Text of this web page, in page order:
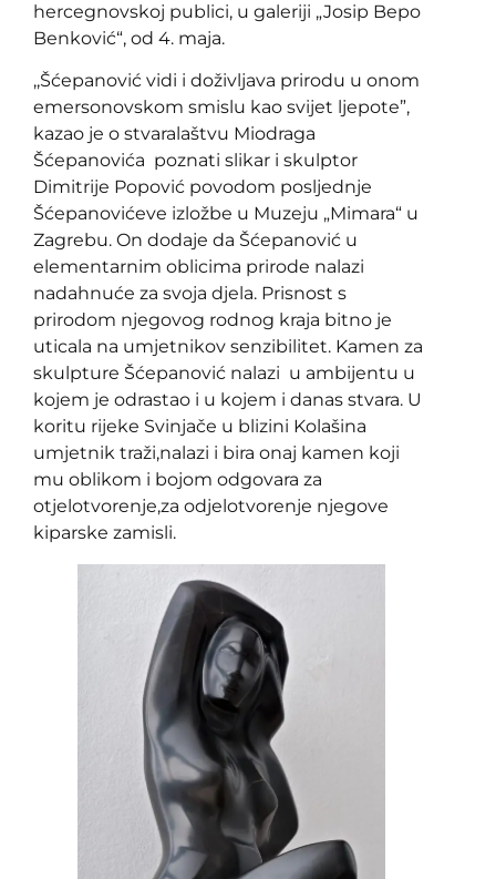
hercegnovskoj publici, u galeriji „Josip Bepo
Benković“, od 4. maja.
,,Šćepanović vidi i doživljava prirodu u onom
emersonovskom smislu kao svijet ljepote”,
kazao je o stvaralaštvu Miodraga
Šćepanovića poznati slikar i skulptor
Dimitrije Popović povodom posljednje
Šćepanovićeve izložbe u Muzeju „Mimara“ u
Zagrebu. On dodaje da Šćepanović u
elementarnim oblicima prirode nalazi
nadahnuće za svoja djela. Prisnost s
prirodom njegovog rodnog kraja bitno je
uticala na umjetnikov senzibilitet. Kamen za
skulpture Šćepanović nalazi u ambijentu u
kojem je odrastao i u kojem i danas stvara. U
koritu rijeke Svinjače u blizini Kolašina
umjetnik traži,nalazi i bira onaj kamen koji
mu oblikom i bojom odgovara za
otjelotvorenje,za odjelotvorenje njegove
kiparske zamisli.